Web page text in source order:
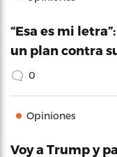
“Esa es mi
un plan contra
0
Opiniones
Voy a Trump y